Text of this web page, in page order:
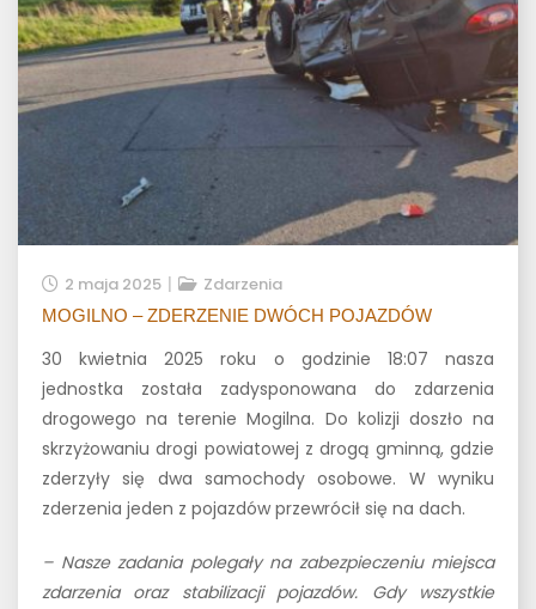
2 maja 2025 Zdarzenia
MOGILNO – ZDERZENIE DWÓCH POJAZDÓW
30 kwietnia 2025 roku o godzinie 18:07 nasza
jednostka została zadysponowana do zdarzenia
drogowego na terenie Mogilna. Do kolizji doszło na
skrzyżowaniu drogi powiatowej z drogą gminną, gdzie
zderzyły się dwa samochody osobowe. W wyniku
zderzenia jeden z pojazdów przewrócił się na dach.
– Nasze zadania polegały na zabezpieczeniu miejsca
zdarzenia oraz stabilizacji pojazdów. Gdy wszystkie